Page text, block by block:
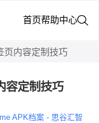
首页帮助中心
页内容定制技巧
容定制技巧
APK档案 - 思谷汇智